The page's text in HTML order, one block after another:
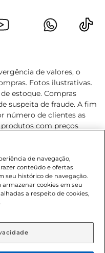
de valores, o
Fotos ilustrativas.
estoque. Compras
suspeita de fraude. A fim
número de clientes as
produtos com preços
são exclusivos para
dia de hoje, podendo
Proibida a venda
de 18 anos, conforme
da Criança e do
para o
as compras on-line é de
de navegação,
conteúdo e ofertas
seu histórico de navegação.
armazenar cookies em seu
a respeito de cookies,